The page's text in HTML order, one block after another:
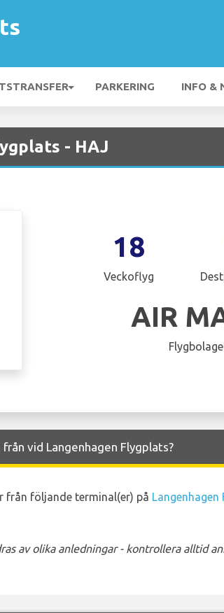
PARKERING INFO &
- HAJ
18
Veckoflyg
AIR
vid Langenhagen Flygplats?
följande terminal(er) på Langenhagen
av olika anledningar - kontrollera alltid